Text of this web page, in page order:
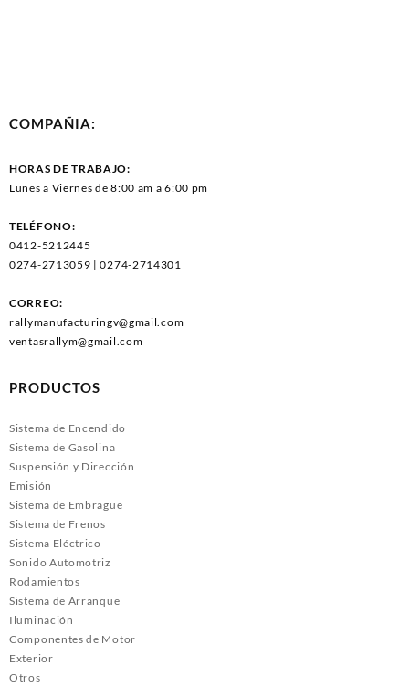
COMPAÑIA:
HORAS DE TRABAJO:
Lunes a Viernes de 8:00 am a 6:00 pm
TELÉFONO:
0412-5212445
0274-2713059 | 0274-2714301
CORREO:
rallymanufacturingv@gmail.com
ventasrallym@gmail.com
PRODUCTOS
Sistema de Encendido
Sistema de Gasolina
Suspensión y Dirección
Emisión
Sistema de Embrague
Sistema de Frenos
Sistema Eléctrico
Sonido Automotriz
Rodamientos
Sistema de Arranque
Iluminación
Componentes de Motor
Exterior
Otros